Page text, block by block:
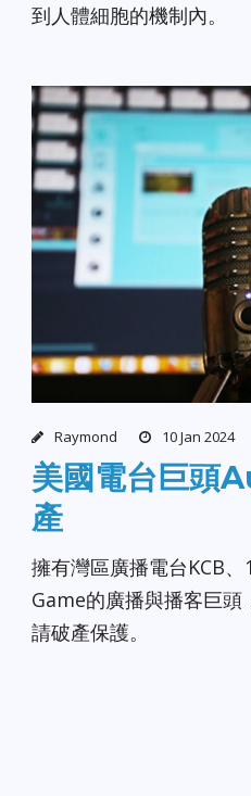
到人體細胞的機制內。
Raymond 10 Jan 2024
美國電台巨頭
產
擁有灣區廣播電台KCB
Game的廣播與播客巨頭
請破產保護。